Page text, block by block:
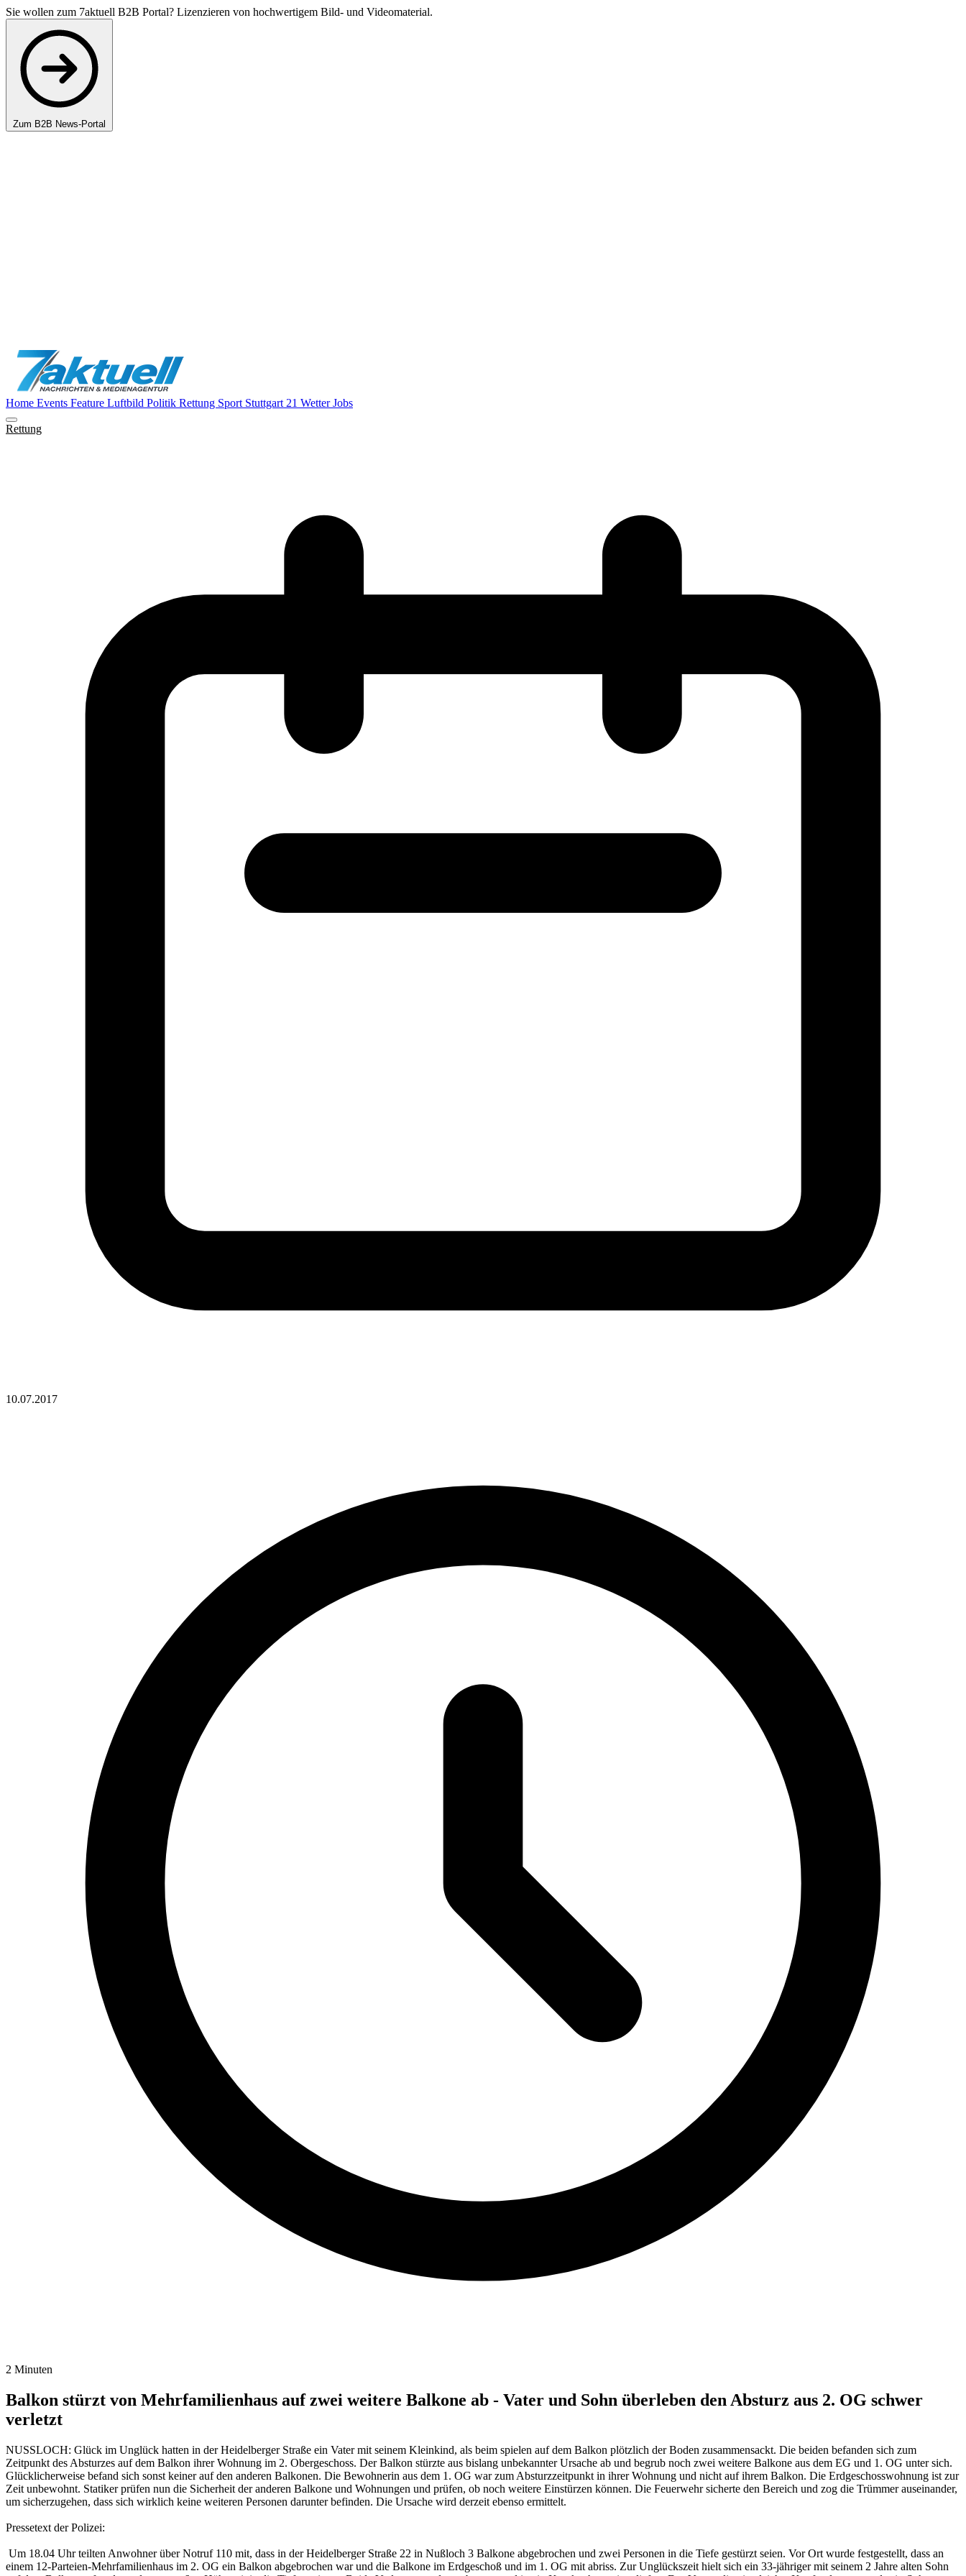
Sie wollen zum 7aktuell B2B Portal? Lizenzieren von hochwertigem Bild- und Videomaterial.
Zum B2B News-Portal
Home Events Feature Luftbild Politik Rettung Sport Stuttgart 21 WetterJobs
Rettung
10.07.2017
2 Minuten
Balkon stürzt von Mehrfamilienhaus auf zwei weitere Balkone ab - Vater und Sohn überleben den Absturz aus 2. OG schwer
verletzt
NUSSLOCH: Glück im Unglück hatten in der Heidelberger Straße ein Vater mit seinem Kleinkind, als beim spielen auf dem Balkon plötzlich der Boden zusammensackt. Die beiden befanden sich zum
Zeitpunkt des Absturzes auf dem Balkon ihrer Wohnung im 2. Obergeschoss. Der Balkon stürzte aus bislang unbekannter Ursache ab und begrub noch zwei weitere Balkone aus dem EG und 1. OG unter sich.
Glücklicherweise befand sich sonst keiner auf den anderen Balkonen. Die Bewohnerin aus dem 1. OG war zum Absturzzeitpunkt in ihrer Wohnung und nicht auf ihrem Balkon. Die Erdgeschosswohnung ist zur
Zeit unbewohnt. Statiker prüfen nun die Sicherheit der anderen Balkone und Wohnungen und prüfen, ob noch weitere Einstürzen können. Die Feuerwehr sicherte den Bereich und zog die Trümmer auseinander,
um sicherzugehen, dass sich wirklich keine weiteren Personen darunter befinden. Die Ursache wird derzeit ebenso ermittelt.
Pressetext der Polizei:
Um 18.04 Uhr teilten Anwohner über Notruf 110 mit, dass in der Heidelberger Straße 22 in Nußloch 3 Balkone abgebrochen und zwei Personen in die Tiefe gestürzt seien. Vor Ort wurde festgestellt, dass an
einem 12-Parteien-Mehrfamilienhaus im 2. OG ein Balkon abgebrochen war und die Balkone im Erdgeschoß und im 1. OG mit abriss. Zur Unglückszeit hielt sich ein 33-jähriger mit seinem 2 Jahre alten Sohn